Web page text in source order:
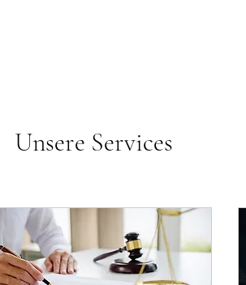
Unsere Services